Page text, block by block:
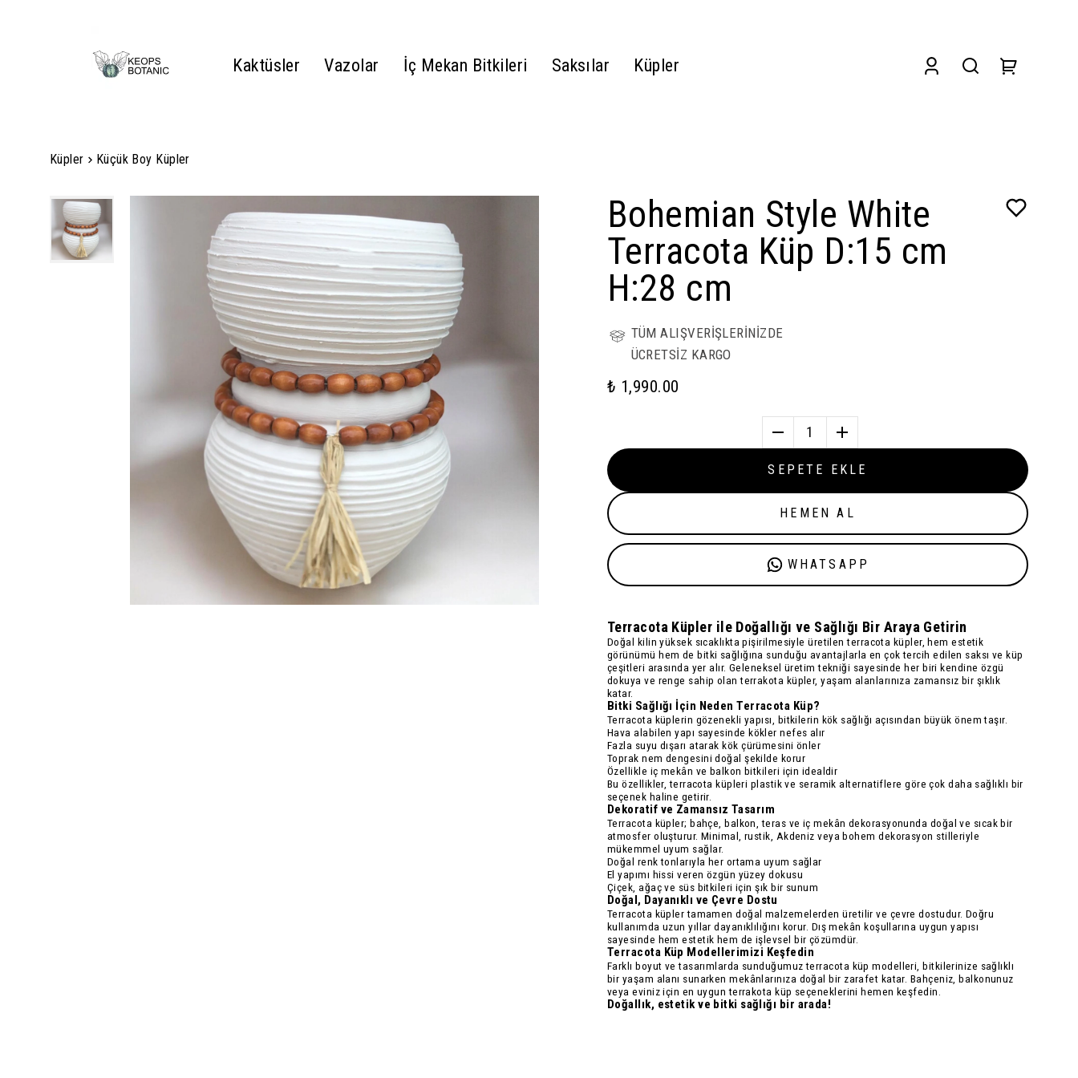
Kaktüsler Vazolar İç Mekan Bitkileri Saksılar Küpler
Küpler Küçük Boy Küpler
Bohemian Style White
Terracota Küp D:15 cm
H:28 cm
TÜM ALIŞVERİŞLERİNİZDE
ÜCRETSİZ KARGO
₺ 1,990.00
1
SEPETE EKLE
HEMEN AL
WHATSAPP
Terracota Küpler ile Doğallığı ve Sağlığı Bir Araya Getirin
Doğal kilin yüksek sıcaklıkta pişirilmesiyle üretilenterracota küpler, hem estetik
görünümü hem de bitki sağlığına sunduğu avantajlarla en çok tercih edilen saksı ve küp
çeşitleri arasında yer alır. Geleneksel üretim tekniği sayesinde her biri kendine özgü
dokuya ve renge sahip olan terrakota küpler, yaşam alanlarınıza zamansız bir şıklık
katar.
Bitki Sağlığı İçin Neden Terracota Küp?
Terracota küplerin gözenekli yapısı, bitkilerin kök sağlığı açısından büyük önem taşır.
Hava alabilen yapı sayesinde kökler nefes alır
Fazla suyu dışarı atarakkök çürümesini önler
Toprak nem dengesini doğal şekilde korur
Özellikle iç mekân ve balkon bitkileri için idealdir
Bu özellikler, terracota küpleri plastik ve seramik alternatiflere göre çok daha sağlıklı bir
seçenek haline getirir.
Dekoratif ve Zamansız Tasarım
Terracota küpler; bahçe, balkon, teras ve iç mekân dekorasyonunda doğal ve sıcak bir
atmosfer oluşturur. Minimal, rustik, Akdeniz veya bohem dekorasyon stilleriyle
mükemmel uyum sağlar.
Doğal renk tonlarıyla her ortama uyum sağlar
El yapımı hissi veren özgün yüzey dokusu
Çiçek, ağaç ve süs bitkileri için şık bir sunum
Doğal, Dayanıklı ve Çevre Dostu
Terracota küpler tamamendoğal malzemelerden üretilir ve çevre dostudur. Doğru
kullanımda uzun yıllar dayanıklılığını korur. Dış mekân koşullarına uygun yapısı
sayesinde hem estetik hem de işlevsel bir çözümdür.
Terracota Küp Modellerimizi Keşfedin
Farklı boyut ve tasarımlarda sunduğumuzterracota küp modelleri , bitkilerinize sağlıklı
bir yaşam alanı sunarken mekânlarınıza doğal bir zarafet katar. Bahçeniz, balkonunuz
veya eviniz için en uygun terrakota küp seçeneklerini hemen keşfedin.
Doğallık, estetik ve bitki sağlığı bir arada!